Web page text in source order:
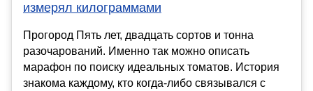
измерял килограммами
Прогород Пять лет, двадцать сортов и тонна
разочарований. Именно так можно описать
марафон по поиску идеальных томатов. История
знакома каждому, кто когда-либо связывался с